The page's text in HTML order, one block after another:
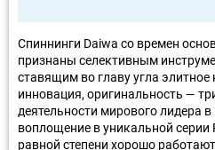
Спиннинги Daiwa со времен
признаны селективным
ставящим во главу угла элитное
инновация, оригинальность —
деятельности мирового лидера
воплощение в уникальной серии
равной степени хорошо